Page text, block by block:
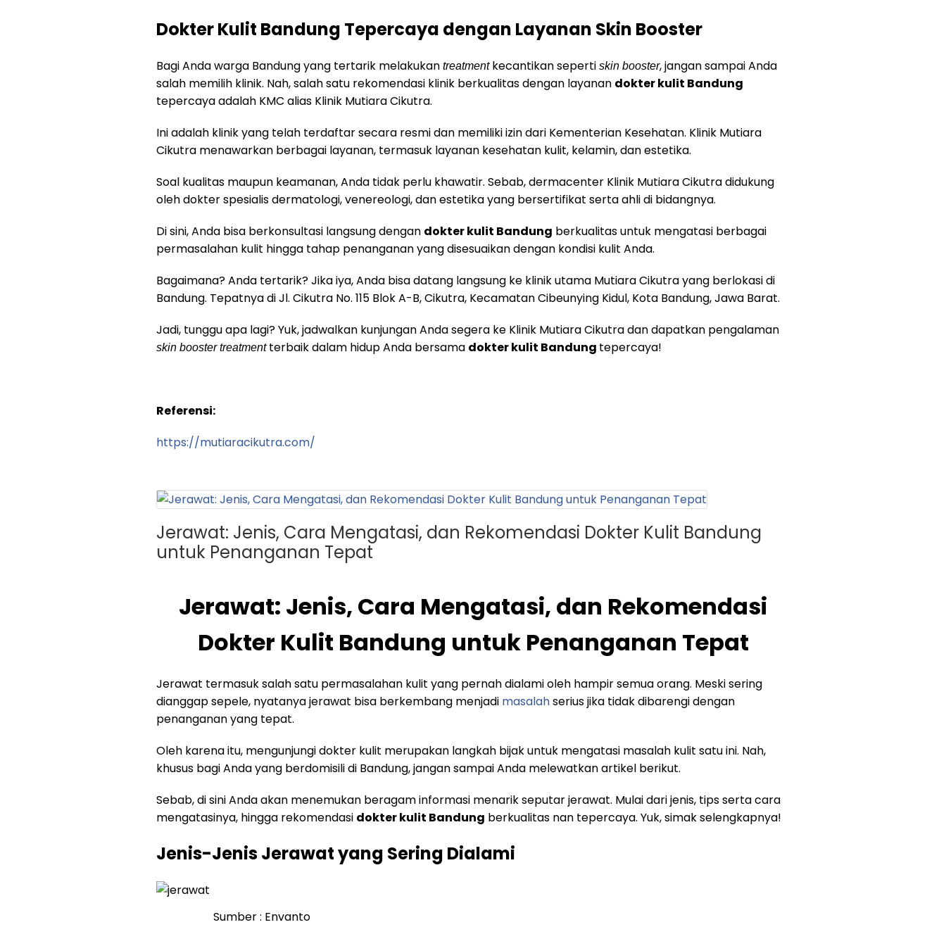
Dokter Kulit Bandung Tepercaya dengan Layanan Skin Booster
Bagi Anda warga Bandung yang tertarik melakukan treatment kecantikan seperti skin booster, jangan sampai Anda
salah memilih klinik. Nah, salah satu rekomendasi klinik berkualitas dengan layanan dokter kulit Bandung
tepercaya adalah KMC alias Klinik Mutiara Cikutra.
Ini adalah klinik yang telah terdaftar secara resmi dan memiliki izin dari Kementerian Kesehatan. Klinik Mutiara
Cikutra menawarkan berbagai layanan, termasuk layanan kesehatan kulit, kelamin, dan estetika.
Soal kualitas maupun keamanan, Anda tidak perlu khawatir. Sebab, dermacenter Klinik Mutiara Cikutra didukung
oleh dokter spesialis dermatologi, venereologi, dan estetika yang bersertifikat serta ahli di bidangnya.
Di sini, Anda bisa berkonsultasi langsung dengan dokter kulit Bandung berkualitas untuk mengatasi berbagai
permasalahan kulit hingga tahap penanganan yang disesuaikan dengan kondisi kulit Anda.
Bagaimana? Anda tertarik? Jika iya, Anda bisa datang langsung ke klinik utama Mutiara Cikutra yang berlokasi di
Bandung. Tepatnya di Jl. Cikutra No. 115 Blok A-B, Cikutra, Kecamatan Cibeunying Kidul, Kota Bandung, Jawa Barat.
Jadi, tunggu apa lagi? Yuk, jadwalkan kunjungan Anda segera ke Klinik Mutiara Cikutra dan dapatkan pengalaman
skin booster treatmentterbaik dalam hidup Anda bersama dokter kulit Bandung tepercaya!
Referensi:
https://mutiaracikutra.com/
Jerawat: Jenis, Cara Mengatasi, dan Rekomendasi Dokter Kulit Bandung
untuk Penanganan Tepat
Jerawat: Jenis, Cara Mengatasi, dan Rekomendasi
Dokter Kulit Bandung untuk Penanganan Tepat
Jerawat termasuk salah satu permasalahan kulit yang pernah dialami oleh hampir semua orang. Meski sering
dianggap sepele, nyatanya jerawat bisa berkembang menjadi masalahserius jika tidak dibarengi dengan
penanganan yang tepat.
Oleh karena itu, mengunjungi dokter kulit merupakan langkah bijak untuk mengatasi masalah kulit satu ini. Nah,
khusus bagi Anda yang berdomisili di Bandung, jangan sampai Anda melewatkan artikel berikut.
Sebab, di sini Anda akan menemukan beragam informasi menarik seputar jerawat. Mulai dari jenis, tips serta cara
mengatasinya, hingga rekomendasi dokter kulit Bandung berkualitas nan tepercaya. Yuk, simak selengkapnya!
Jenis-Jenis Jerawat yang Sering Dialami
Sumber : Envanto